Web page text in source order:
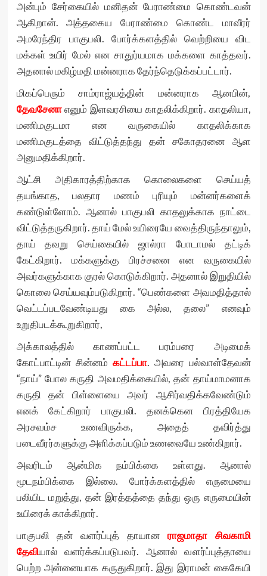
அன்பும் சேர்கையில் மனிதன் பேராண்மை கொண்டவன்
ஆகிறான். அத்தகைய பேராண்மை கொண்ட மாவீரர்
அமரேந்திர பாகுபலி. போர்க்களத்தில் வெற்றியை விட
மக்கள் உயிர் மேல் என சாதுர்யமாக மக்களை காத்தவர்.
அதனால் மகிழ்மதி மன்னராக தேர்ந்தெடுக்கப்பட்டார்.
மிகப்பெரும் சாம்ராஜ்யத்தின் மன்னராக ஆனபின்,
தேவசேனா எனும் இளவரசியை காதலிக்கிறார். காதலியா,
மணிமகுடமா என வருகையில் காதலிக்காக
மணிமகுடத்தை விட்டுத்தந்து தன் சகோதரனை ஆள
அனுமதிக்கிறார்.
ஆட்சி அதிகாரத்திற்காக கொலைகளை செய்யத்
தயங்காத, பலதார மணம் புரியும் மன்னர்களைக்
கண்டுள்ளோம். ஆனால் பாகுபலி காதலுக்காக நாட்டை
விட்டுத்தருகிறார். தாய் மேல் உயிரையே வைத்திருந்தாலும்,
தாய் தவறு செய்கையில் ஜால்ரா போடாமல் தட்டிக்
கேட்கிறார். மக்களுக்கு பிரச்சனை என வருகையில்
அவர்களுக்காக குரல் கொடுக்கிறார். அதனால் இறுதியில்
கொலை செய்யவும்படுகிறார். “பெண்களை அவமதித்தால்
வெட்டப்படவேண்டியது கை அல்ல, தலை” எனவும்
உறுதிபடக்கூறுகிறார்,
அக்காலத்தில் காணப்பட்ட பரம்பரை அடிமைக்
கோட்பாட்டின் சின்னம் கட்டப்பா. அவரை பல்வாள்தேவன்
“நாய்” போல கருதி அவமதிக்கையில், தன் தாய்மாமனாக
கருதி தன் பிள்ளையை அவர் ஆசிர்வதிக்கவேண்டும்
எனக் கேட்கிறார் பாகுபலி. தனக்கென பிரத்தியேக
அரசவம்ச உணவிருக்க, அதைத் தவிர்த்து
படைவீரர்களுக்கு அளிக்கப்படும் உணவையே உண்கிறார்.
அவரிடம் ஆன்மிக நம்பிக்கை உள்ளது. ஆனால்
மூடநம்பிக்கை இல்லை. போர்க்களத்தில் எருமையை
பலியிட மறுத்து, தன் இரத்தத்தை தந்து ஒரு எருமையின்
உயிரைக் காக்கிறார்.
பாகுபலி தன் வளர்ப்புத் தாயான ராஜமாதா சிவகாமி
தேவியால் வளர்க்கப்படுபவர். ஆனால் வளர்ப்புத்தாயை
பெற்ற அன்னையாக கருதுகிறார். இது இராமன் கைகேயி